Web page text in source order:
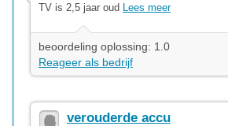
TV is 2,5 jaar oud Lees meer
beoordeling oplossing: 1.0
Reageer als bedrijf
verouderde accu